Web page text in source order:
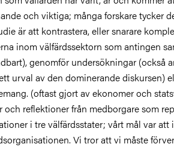
och viktiga; många forskare tycker
är att kontrastera, eller snarare
inom välfärdssektorn som antingen
genomför undersökningar (också
urval av den dominerande diskursen)
(oftast gjort av ekonomer och
och reflektioner från medborgare som
i tre välfärdsstater; vårt mål var att
Vi tror att vi måste